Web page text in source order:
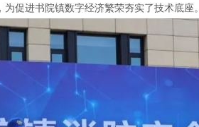
促进书院镇数字经济繁荣夯实了技术底座。